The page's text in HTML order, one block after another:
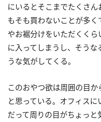
にいるとそこまでたくさ
もそも買わないことが多
やお裾分けをいただくく
に入ってしまうし、そう
うな気がしてくる。
このおやつ欲は周囲の目
と思っている。オフィス
だって周りの目がちょっ